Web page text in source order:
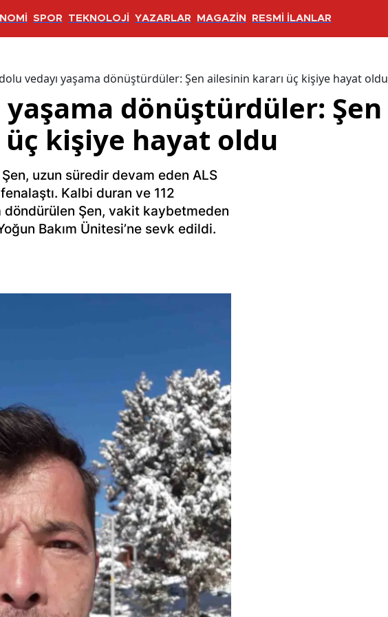
SPOR TEKNOLOJİ YAZARLAR MAGAZİN RESMİ İLANLAR
dolu vedayı yaşama dönüştürdüler: Şen ailesinin kararı üç kişiye hayat oldu
yaşama dönüştürdüler: Şen
kişiye hayat oldu
uzun süredir devam eden ALS
Kalbi duran ve 112
Şen, vakit kaybetmeden
Bakım Ünitesi’ne sevk edildi.